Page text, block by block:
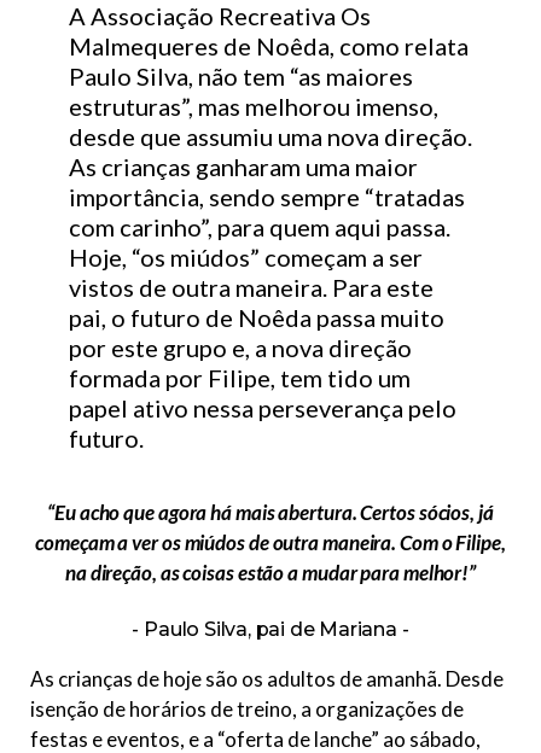
A Associação Recreativa Os
Malmequeres de Noêda, como relata
Paulo Silva, não tem “as maiores
estruturas”, mas melhorou imenso,
desde que assumiu uma nova direção.
As crianças ganharam uma maior
importância, sendo sempre “tratadas
com carinho”, para quem aqui passa.
Hoje, “os miúdos” começam a ser
vistos de outra maneira. Para este
pai, o futuro de Noêda passa muito
por este grupo e, a nova direção
formada por Filipe, tem tido um
papel ativo nessa perseverança pelo
futuro.
“Eu acho que agora há mais abertura. Certos sócios, já
começam a ver os miúdos de outra maneira. Com o Filipe,
na direção, as coisas estão a mudar para melhor!”
Paulo Silva, pai de Mariana
As crianças de hoje são os adultos de amanhã. Desde
isenção de horários de treino, a organizações de
festas e eventos, e a “oferta de lanche” ao sábado,